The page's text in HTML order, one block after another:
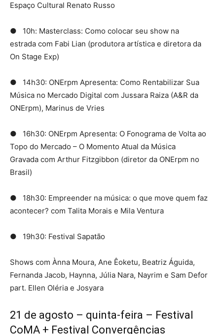
Espaço Cultural Renato Russo
● 10h: Masterclass: Como colocar seu show na
estrada com Fabi Lian (produtora artística e diretora da
On Stage Exp)
● 14h30: ONErpm Apresenta: Como Rentabilizar Sua
Música no Mercado Digital com Jussara Raiza (A&R da
ONErpm), Marinus de Vries
● 16h30: ONErpm Apresenta: O Fonograma de Volta ao
Topo do Mercado – O Momento Atual da Música
Gravada com Arthur Fitzgibbon (diretor da ONErpm no
Brasil)
● 18h30: Empreender na música: o que move quem faz
acontecer? com Talita Morais e Mila Ventura
● 19h30: Festival Sapatão
Shows com Ànna Moura, Ane Êoketu, Beatriz Águida,
Fernanda Jacob, Haynna, Júlia Nara, Nayrim e Sam Defor
part. Ellen Oléria e Josyara
21 de agosto – quinta-feira – Festival
CoMA + Festival Convergências